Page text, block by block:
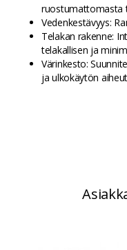
ruostumattomasta
Vedenkestävyys:
Telakan rakenne:
telakallisen ja
Värinkesto:
ja ulkokäytön